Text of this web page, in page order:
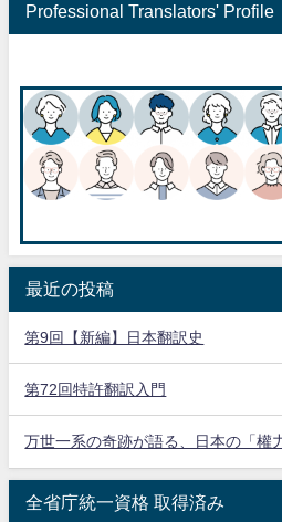
Professional Translators' Profile
最近の投稿
第9回【新編】日本翻訳史
第72回特許翻訳入門
万世一系の奇跡が語る、日本の「權
全省庁統一資格 取得済み